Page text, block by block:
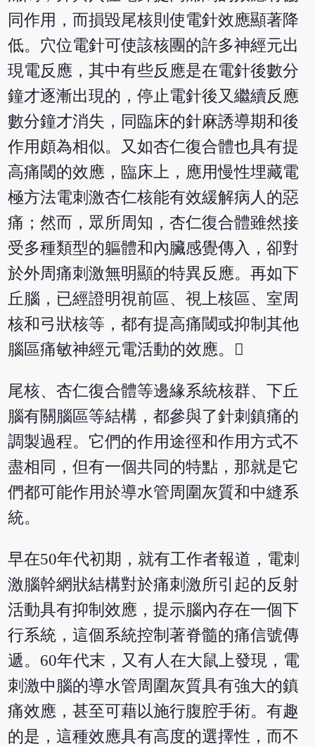
同作用，而損毀尾核則使電針效應顯著降
低。穴位電針可使該核團的許多神經元出
現電反應，其中有些反應是在電針後數分
鐘才逐漸出現的，停止電針後又繼續反應
數分鐘才消失，同臨床的針麻誘導期和後
作用頗為相似。又如杏仁復合體也具有提
高痛閾的效應，臨床上，應用慢性埋藏電
極方法電刺激杏仁核能有效緩解病人的惡
痛；然而，眾所周知，杏仁復合體雖然接
受多種類型的軀體和內臟感覺傳入，卻對
於外周痛刺激無明顯的特異反應。再如下
丘腦，已經證明視前區、視上核區、室周
核和弓狀核等，都有提高痛閾或抑制其他
腦區痛敏神經元電活動的效應。
尾核、杏仁復合體等邊緣系統核群、下丘
腦有關腦區等結構，都參與了針刺鎮痛的
調製過程。它們的作用途徑和作用方式不
盡相同，但有一個共同的特點，那就是它
們都可能作用於導水管周圍灰質和中縫系
統。
早在50年代初期，就有工作者報道，電刺
激腦幹網狀結構對於痛刺激所引起的反射
活動具有抑制效應，提示腦內存在一個下
行系統，這個系統控制著脊髓的痛信號傳
遞。60年代末，又有人在大鼠上發現，電
刺激中腦的導水管周圍灰質具有強大的鎮
痛效應，甚至可藉以施行腹腔手術。有趣
的是，這種效應具有高度的選擇性，而不